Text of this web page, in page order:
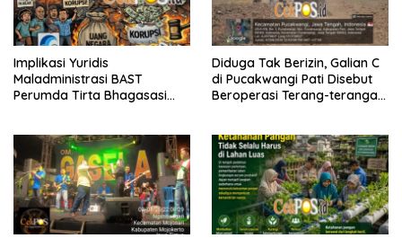
Implikasi Yuridis
Maladministrasi BAST
Perumda Tirta Bhagasasi
Negara (KTUN)
Diduga Tak Berizin, Galian C
di Pucakwangi Pati Disebut
Beroperasi Terang-terangan,